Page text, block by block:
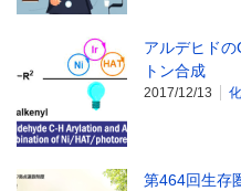
アルデヒド
トン合成
2017/12/13
第464回生存